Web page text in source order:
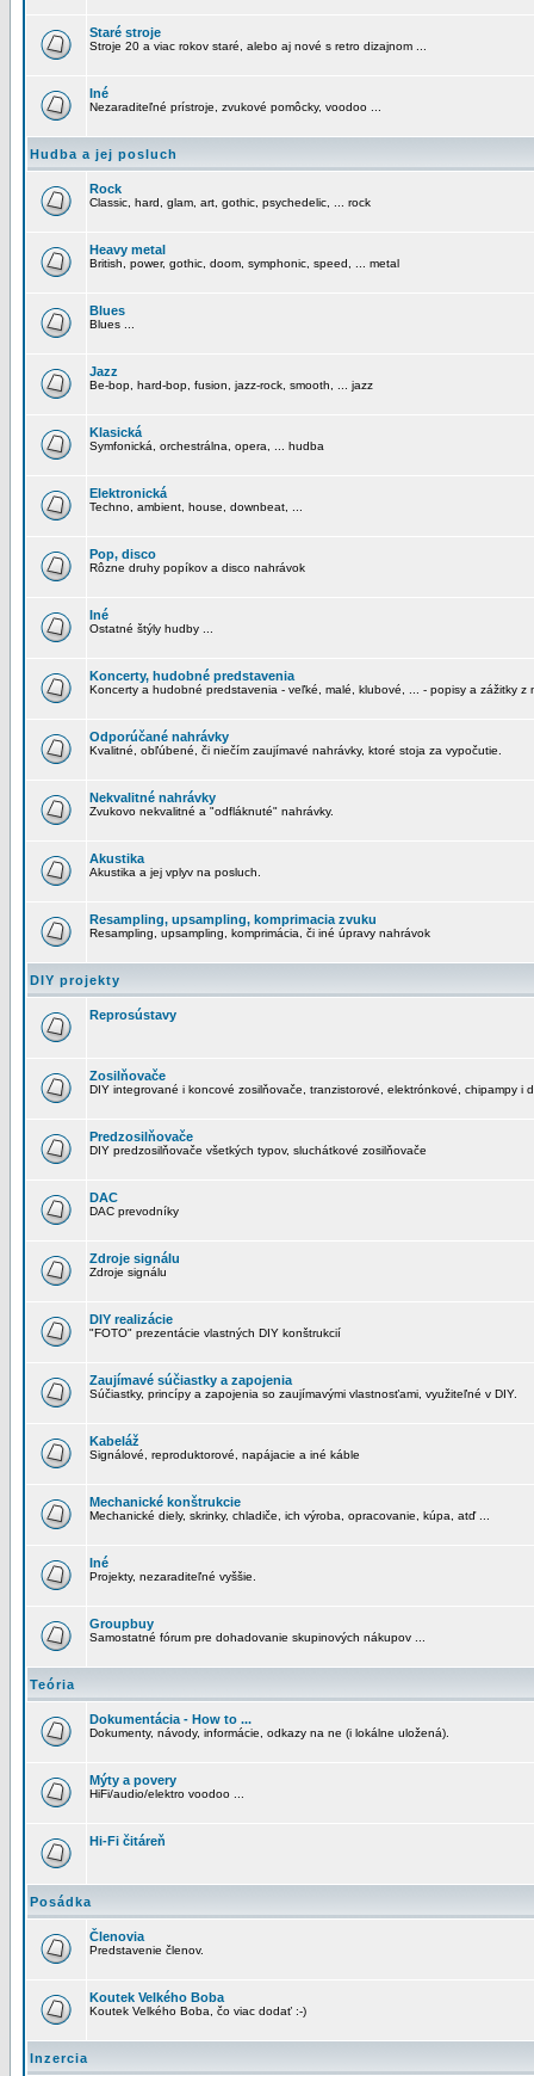
Staré stroje
Stroje 20 a viac rokov staré, alebo aj nové s retro dizajnom ...
Iné
Nezaraditeľné prístroje, zvukové pomôcky, voodoo ...
Hudba a jej posluch
Rock
Classic, hard, glam, art, gothic, psychedelic, ... rock
Heavy metal
British, power, gothic, doom, symphonic, speed, ... metal
Blues
Blues ...
Jazz
Be-bop, hard-bop, fusion, jazz-rock, smooth, ... jazz
Klasická
Symfonická, orchestrálna, opera, ... hudba
Elektronická
Techno, ambient, house, downbeat, ...
Pop, disco
Rôzne druhy popíkov a disco nahrávok
Iné
Ostatné štýly hudby ...
Koncerty, hudobné predstavenia
Koncerty a hudobné predstavenia - veľké, malé, klubové, ... - popisy a zážitky z
Odporúčané nahrávky
Kvalitné, obľúbené, či niečím zaujímavé nahrávky, ktoré stoja za vypočutie.
Nekvalitné nahrávky
Zvukovo nekvalitné a "odfláknuté" nahrávky.
Akustika
Akustika a jej vplyv na posluch.
Resampling, upsampling, komprimacia zvuku
Resampling, upsampling, komprimácia, či iné úpravy nahrávok
DIY projekty
Reprosústavy
Zosilňovače
DIY integrované i koncové zosilňovače, tranzistorové, elektrónkové, chipampy i
Predzosilňovače
DIY predzosilňovače všetkých typov, sluchátkové zosilňovače
DAC
DAC prevodníky
Zdroje signálu
Zdroje signálu
DIY realizácie
"FOTO" prezentácie vlastných DIY konštrukcií
Zaujímavé súčiastky a zapojenia
Súčiastky, princípy a zapojenia so zaujímavými vlastnosťami, využiteľné v DIY.
Kabeláž
Signálové, reproduktorové, napájacie a iné káble
Mechanické konštrukcie
Mechanické diely, skrinky, chladiče, ich výroba, opracovanie, kúpa, atď ...
Iné
Projekty, nezaraditeľné vyššie.
Groupbuy
Samostatné fórum pre dohadovanie skupinových nákupov ...
Teória
Dokumentácia - How to ...
Dokumenty, návody, informácie, odkazy na ne (i lokálne uložená).
Mýty a povery
HiFi/audio/elektro voodoo ...
Hi-Fi čitáreň
Posádka
Členovia
Predstavenie členov.
Koutek Velkého Boba
Koutek Velkého Boba, čo viac dodať :-)
Inzercia